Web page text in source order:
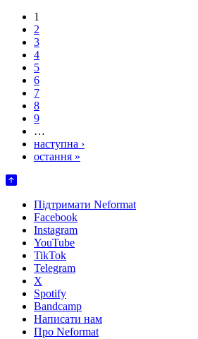
1
2
3
4
5
6
7
8
9
…
наступна ›
остання »
Підтримати Neformat
Facebook
Instagram
YouTube
TikTok
Telegram
X
Spotify
Bandcamp
Написати нам
Про Neformat